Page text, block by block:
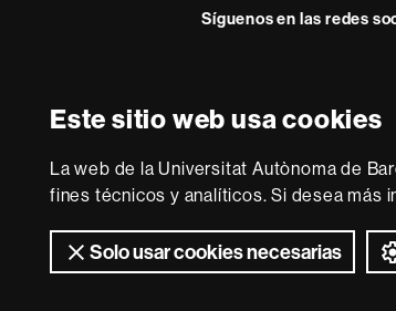
Este sitio web usa cookies
La web de la Universitat Autònoma de
fines técnicos y analíticos. Si desea más
Solo usar cookies necesarias
Síguenos en las redes
FFLFFLFFL
Sobre
esta
web